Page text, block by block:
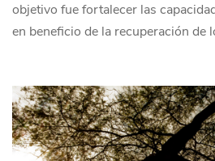
objetivo fue fortalecer las
en beneficio de la recuperación de